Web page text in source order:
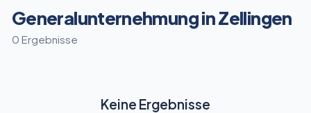
Generalunternehmung in Zellingen
0 Ergebnisse
Keine Ergebnisse